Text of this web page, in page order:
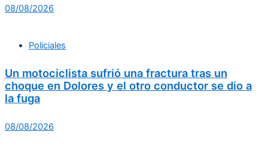
08/08/2026
Policiales
Un motociclista sufrió una fractura tras un
choque en Dolores y el otro conductor se dio a
la fuga
08/08/2026